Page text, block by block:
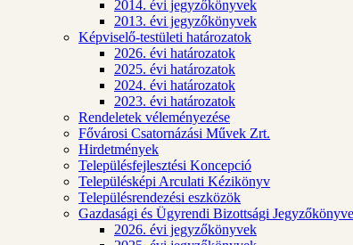
2014. évi jegyzőkönyvek
2013. évi jegyzőkönyvek
Képviselő-testületi határozatok
2026. évi határozatok
2025. évi határozatok
2024. évi határozatok
2023. évi határozatok
Rendeletek véleményezése
Fővárosi Csatornázási Művek Zrt.
Hirdetmények
Településfejlesztési Koncepció
Településképi Arculati Kézikönyv
Településrendezési eszközök
Gazdasági és Ügyrendi Bizottsági
2026. évi jegyzőkönyvek